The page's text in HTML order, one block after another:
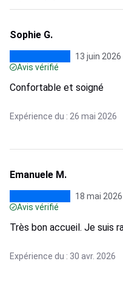
Sophie G.
13 juin 2026
Avis vérifié
Confortable et soigné
Expérience du : 26 mai 2026
Emanuele M.
18 mai 2026
Avis vérifié
Très bon accueil. Je suis
Expérience du : 30 avr. 2026